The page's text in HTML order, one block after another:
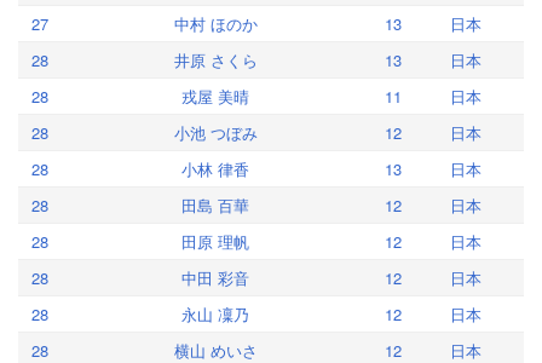
27
中村 ほのか 13
日本
28
井原 さくら 13
日本
28
戎屋 美晴 11
日本
28
小池 つぼみ 12
日本
28
小林 律香 13
日本
28
田島 百華 12
日本
28
田原 理帆 12
日本
28
中田 彩音 12
日本
28
永山 凜乃 12
日本
28
横山 めいさ 12
日本